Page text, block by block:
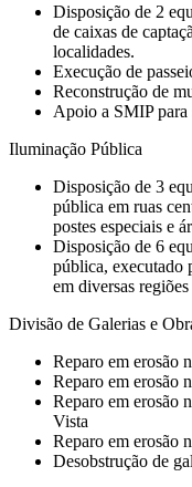
Disposição de 2
de caixas de
localidades.
Execução de
Reconstrução de
Apoio a SMIP para
Iluminação Pública
Disposição de 3
pública em ruas
postes especiais e
Disposição de 6
pública, executado
em diversas
Divisão de Galerias e
Reparo em erosão
Reparo em erosão
Reparo em erosão
Vista
Reparo em erosão
Desobstrução de